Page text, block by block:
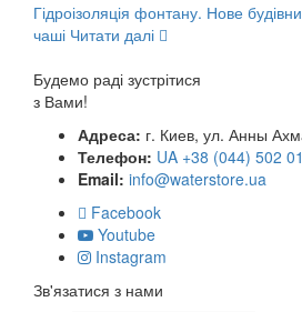
Гідроізоляція фонтану. Нове
чаші Читати далі
Будемо раді зустрітися
з Вами!
Адреса: г. Киев, ул. Анны
Телефон: UA +38 (044) 502
Email: info@waterstore.ua
Facebook
Youtube
Instagram
Зв'язатися з нами